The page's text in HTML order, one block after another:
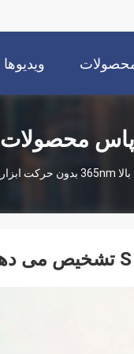
ویدیوها
محصولات